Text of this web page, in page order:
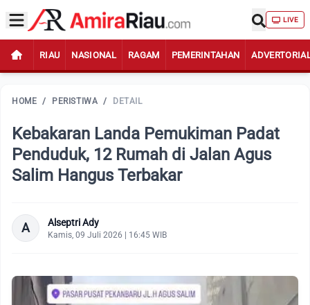
LIVE
RIAU NASIONAL RAGAM PEMERINTAHAN
HOME / PERISTIWA / DETAIL
Kebakaran Landa Pemukiman Padat
Penduduk, 12 Rumah di Jalan Agus
Salim Hangus Terbakar
A Alseptri Ady
Kamis, 09 Juli 2026 | 16:45 WIB